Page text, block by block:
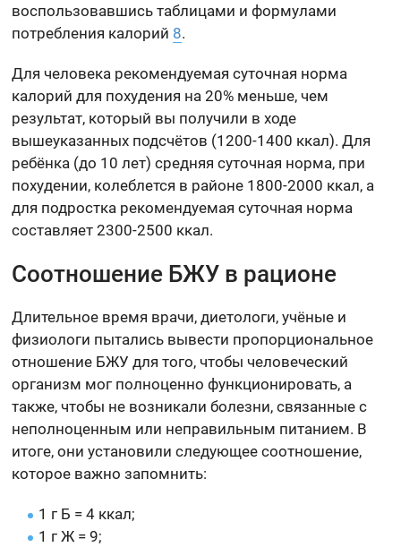
воспользовавшись таблицами и формулами
потребления калорий 8.
Для человека рекомендуемая суточная норма
калорий для похудения на 20% меньше, чем
результат, который вы получили в ходе
вышеуказанных подсчётов (1200-1400 ккал). Для
ребёнка (до 10 лет) средняя суточная норма, при
похудении, колеблется в районе 1800-2000 ккал, а
для подростка рекомендуемая суточная норма
составляет 2300-2500 ккал.
Соотношение БЖУ в рационе
Длительное время врачи, диетологи, учёные и
физиологи пытались вывести пропорциональное
отношение БЖУ для того, чтобы человеческий
организм мог полноценно функционировать, а
также, чтобы не возникали болезни, связанные с
неполноценным или неправильным питанием. В
итоге, они установили следующее соотношение,
которое важно запомнить:
1 г Б = 4 ккал;
1 г Ж = 9;